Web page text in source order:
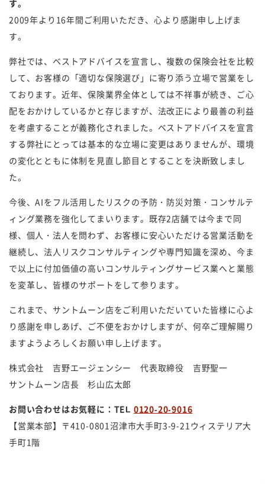
す。
2009年より16年間ご利用いただき、心より感謝申し上げま
す。
弊社では、ベストアドバイスを宣言し、複数の保険会社を比較
して、お客様の「適切な保険選び」に寄り添う立場で営業をし
ております。近年、保険業界全体としては不祥事が続き、ご心
配をおかけしているかと存じますが、法改正により最善の利益
を考慮することが義務化されました。ベストアドバイスを宣言
する弊社にとっては基本的な立場に変更はありませんが、環境
の変化とともに体制を見直し節目とすることを決断致しまし
た。
今後、AIをフル活用したリスクの予防・防災対策・コンサルテ
ィング業務を強化してまいります。既存2店舗では今まで同
様、個人・法人を問わず、お客様に安心いただける営業活動を
継続し、法人リスクコンサルティングや専門知識を深め、今ま
で以上に付加価値の高いコンサルティングサービス業へと業態
を変革し、皆様のサポートをして参ります。
これまで、サントムーン店をご利用いただいていた皆様に心よ
り感謝を申しあげ、ご不便をおかけしますが、何卒ご理解賜り
ますようよろしくお願い申し上げます。
株式会社 吉野エージェンシー 代表取締役 吉野聖一
サントムーン店長 杉山広太郎
お問い合わせはお気軽に：TEL 0120-20-9016
【営業本部】〒410-0801沼津市大手町3-9-21ウィステリア大
手町1階